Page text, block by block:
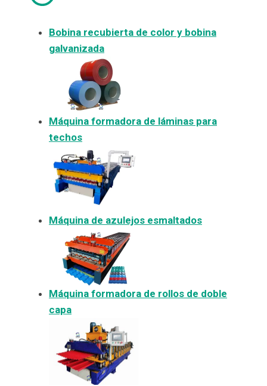
Bobina recubierta de color y bobina
galvanizada
Máquina formadora de láminas para
techos
Máquina de azulejos esmaltados
Máquina formadora de rollos de doble
capa